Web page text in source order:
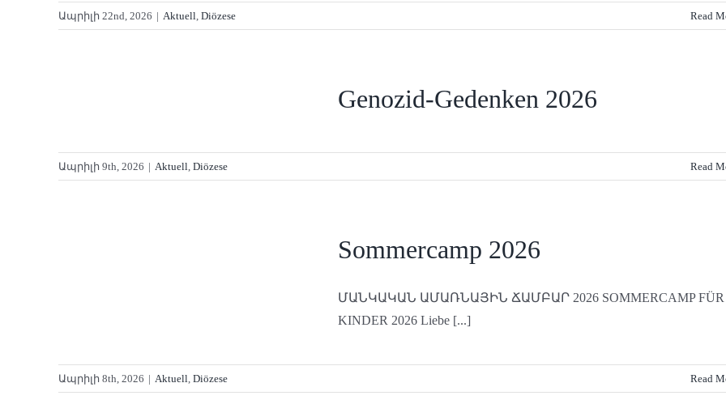
Ապրիլի 22nd, 2026 | Aktuell, Diözese Read
Genozid-Gedenken 2026
Ապրիլի 9th, 2026 | Aktuell, Diözese Read
Sommercamp 2026
ՄԱՆԿԱԿԱՆ ԱՄԱՌՆԱՅԻՆ ՃԱՄԲԱՐ 2026 SOMMERCAMP FÜR
KINDER 2026 Liebe [...]
Ապրիլի 8th, 2026 | Aktuell, Diözese Read